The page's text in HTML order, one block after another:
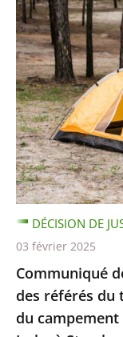
Communiqué
des référés du
du
DÉCISION DE
03 février 2025